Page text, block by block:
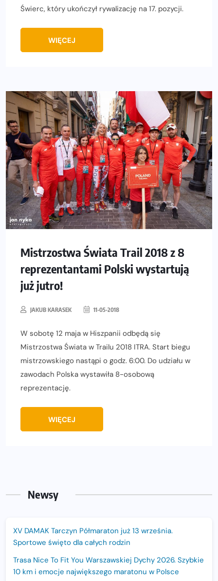
Świerc, który ukończył rywalizację na 17. pozycji.
WIĘCEJ
Mistrzostwa Świata Trail 2018 z 8
reprezentantami Polski wystartują
już jutro!
JAKUB KARASEK 11-05-2018
W sobotę 12 maja w Hiszpanii odbędą się
Mistrzostwa Świata w Trailu 2018 ITRA. Start biegu
mistrzowskiego nastąpi o godz. 6:00. Do udziału w
zawodach Polska wystawiła 8-osobową
reprezentację.
WIĘCEJ
Newsy
XV DAMAK Tarczyn Półmaraton już 13 września.
Sportowe święto dla całych rodzin
Trasa Nice To Fit You Warszawskiej Dychy 2026. Szybkie
10 km i emocje największego maratonu w Polsce